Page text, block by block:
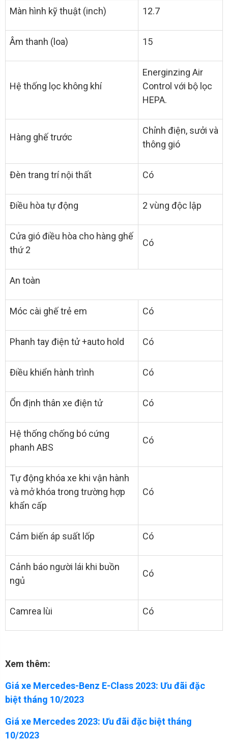
Màn hình kỹ thuật (inch) 12.7
Âm thanh (loa) 15
Hệ thống lọc không khí
Energinzing Air
Control với bộ lọc
HEPA.
Hàng ghế trước
Chỉnh điện, sưởi và
thông gió
Đèn trang trí nội thất Có
Điều hòa tự động 2 vùng độc lập
Cửa gió điều hòa cho hàng ghế
thứ 2
Có
An toàn
Móc cài ghế trẻ em Có
Phanh tay điện tử +auto hold Có
Điều khiển hành trình Có
Ổn định thân xe điện tử Có
Hệ thống chống bó cứng
phanh ABS
Có
Tự động khóa xe khi vận hành
và mở khóa trong trường hợp
khẩn cấp
Có
Cảm biến áp suất lốp Có
Cảnh báo người lái khi buồn
ngủ
Có
Camrea lùi Có
Xem thêm:
Giá xe Mercedes-Benz E-Class 2023: Ưu đãi đặc
biệt tháng 10/2023
Giá xe Mercedes 2023: Ưu đãi đặc biệt tháng
10/2023